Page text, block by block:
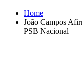
Home
João Campos
PSB Nacional